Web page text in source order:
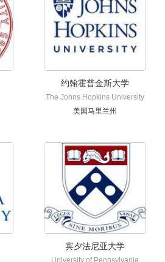
约翰霍普金斯大学
The Johns Hopkins University
美国马里兰州
宾夕法尼亚大学
University of Pennsylvania